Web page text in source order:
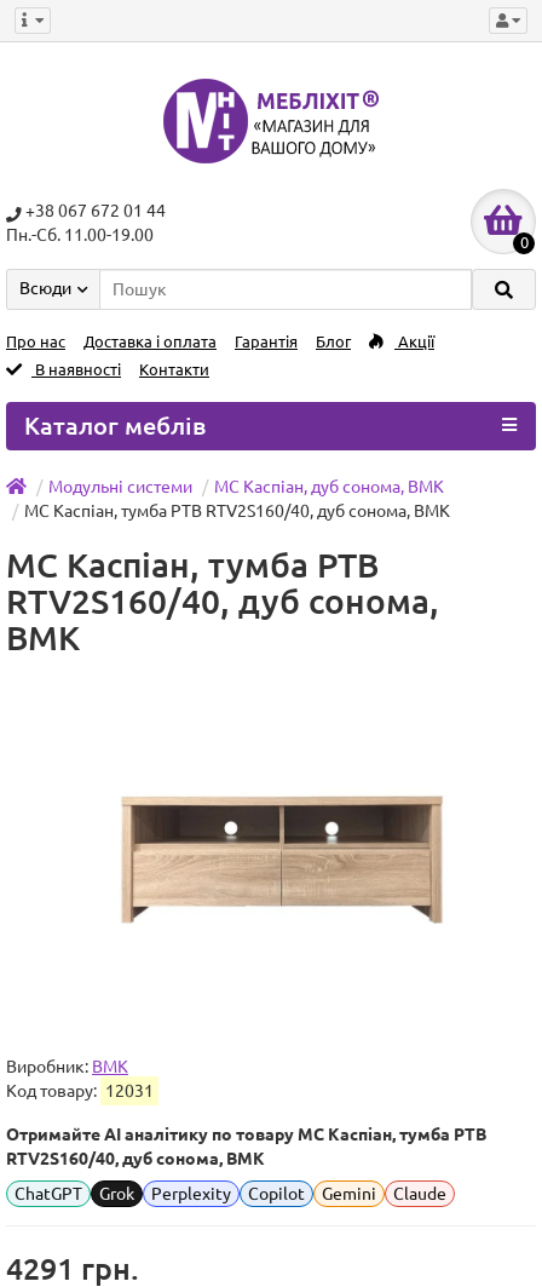
+38 067 672 01 44
Пн.-Сб. 11.00-19.00
0
Всюди
Про нас Доставка і оплата Гарантія Блог
Акції
В наявності
Контакти
Каталог меблів
Модульні системи
МС Каспіан, дуб сонома, ВМК
МС Каспіан, тумба РТВ RTV2S160/40, дуб сонома, ВМК
МС Каспіан, тумба РТВ
RTV2S160/40, дуб сонома,
ВМК
Виробник: ВМК
Код товару: 12031
Отримайте AI аналітику по товару МС Каспіан, тумба РТВ
RTV2S160/40, дуб сонома, ВМК
ChatGPT
Grok Perplexity Copilot Gemini Claude
4291 грн.